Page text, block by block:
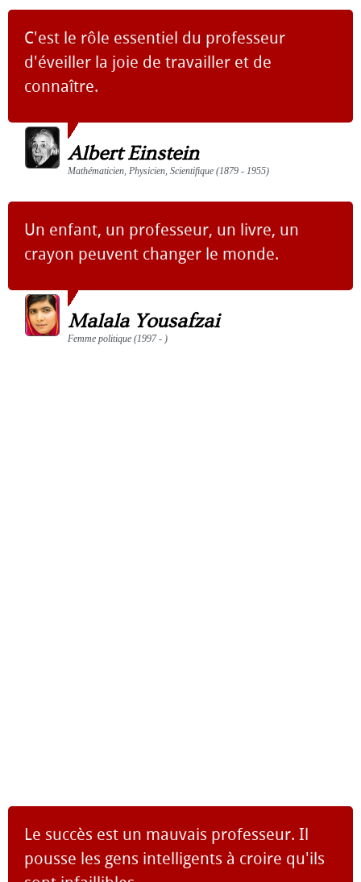
C'est le rôle essentiel du professeur
d'éveiller la joie de travailler et de
connaître.
Albert Einstein
Mathématicien, Physicien, Scientifique (1879 - 1955)
Un enfant, un professeur, un livre, un
crayon peuvent changer le monde.
Malala Yousafzai
Femme politique (1997 - )
Le succès est un mauvais professeur. Il
pousse les gens intelligents à croire qu'ils